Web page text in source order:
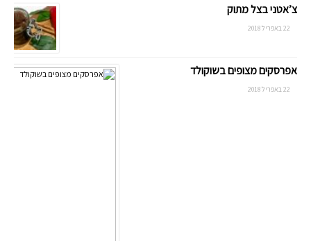
צ’אטני בצל מתוק
22 באפריל 2018
אפרסקים מצופים בשוקולד
22 באפריל 2018